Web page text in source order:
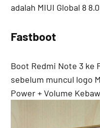
adalah MIUI Global 8
Fastboot
Boot Redmi Note 3 ke
sebelum muncul logo
Power + Volume